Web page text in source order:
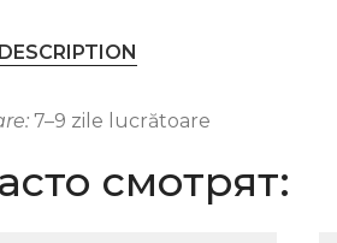
DESCRIPTION
7–9 zile lucrătoare
смотрят: